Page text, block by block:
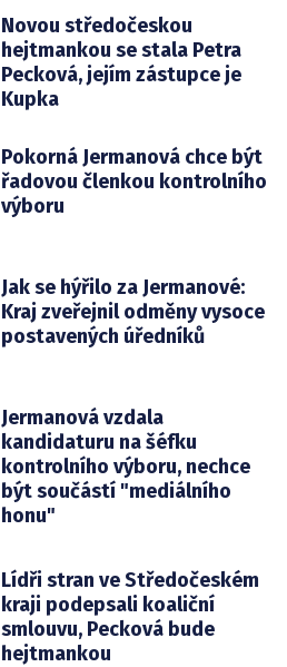
Novou středočeskou
hejtmankou se stala Petra
Pecková, jejím zástupce je
Kupka
Pokorná Jermanová chce být
řadovou členkou kontrolního
výboru
Jak se hýřilo za Jermanové:
Kraj zveřejnil odměny vysoce
postavených úředníků
Jermanová vzdala
kandidaturu na šéfku
kontrolního výboru, nechce
být součástí "mediálního
honu"
Lídři stran ve Středočeském
kraji podepsali koaliční
smlouvu, Pecková bude
hejtmankou